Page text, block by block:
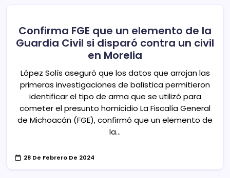
Confirma FGE que un elemento de la
Guardia Civil si disparó contra un civil
en Morelia
López Solís aseguró que los datos que arrojan las
primeras investigaciones de balística permitieron
identificar el tipo de arma que se utilizó para
cometer el presunto homicidio La Fiscalía General
de Michoacán (FGE), confirmó que un elemento de
la…
28 De Febrero De 2024